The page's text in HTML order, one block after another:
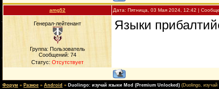
amg52 Дата: Пятница, 03 Мая 2024, 12:42 |
Генерал-лейтенант
Группа: Пользователь
Сообщений: 74
Статус: Отсутствует
Языки
Форум » Разное » Android » Duolingo: изучай языки Mod (Premium Unlocked) (Duolingo, изучай